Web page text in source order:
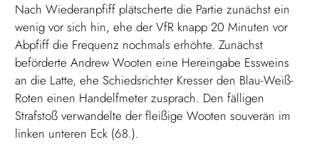
Nach Wiederanpfiff plätscherte die Partie zunächst ein
wenig vor sich hin, ehe der VfR knapp 20 Minuten vor
Abpfiff die Frequenz nochmals erhöhte. Zunächst
beförderte Andrew Wooten eine Hereingabe Essweins
an die Latte, ehe Schiedsrichter Kresser den Blau-Weiß-
Roten einen Handelfmeter zusprach. Den fälligen
Strafstoß verwandelte der fleißige Wooten souverän im
linken unteren Eck (68.).